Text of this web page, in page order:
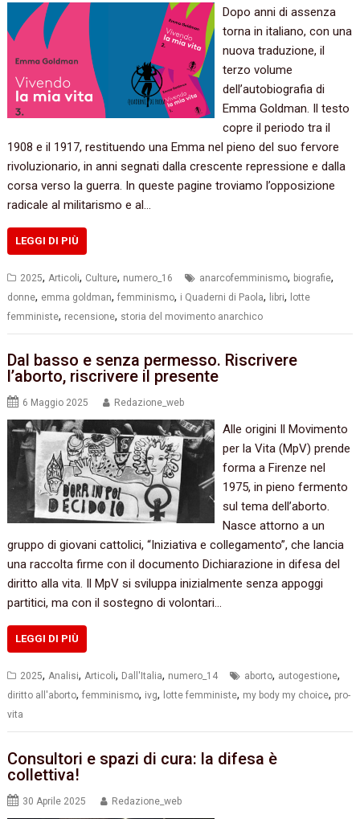
Dopo anni di assenza
torna in italiano, con una
nuova traduzione, il
terzo volume
dell’autobiografia di
Emma Goldman. Il testo
copre il periodo tra il
1908 e il 1917, restituendo una Emma nel pieno del suo fervore
rivoluzionario, in anni segnati dalla crescente repressione e dalla
corsa verso la guerra. In queste pagine troviamo l’opposizione
radicale al militarismo e al…
LEGGI DI PIÙ
2025, Articoli, Culture, numero_16 anarcofemminismo, biografie,
donne, emma goldman,femminismo, i Quaderni di Paola, libri,
lotte
femministe, recensione, storia del movimento anarchico
Dal basso e senza permesso. Riscrivere
l’aborto, riscrivere il presente
6 Maggio 2025 Redazione_web
Alle origini Il Movimento
per la Vita (MpV) prende
forma a Firenze nel
1975, in pieno fermento
sul tema dell’aborto.
Nasce attorno a un
gruppo di giovani cattolici, “Iniziativa e collegamento”, che lancia
una raccolta firme con il documento Dichiarazione in difesa del
diritto alla vita. Il MpV si sviluppa inizialmente senza appoggi
partitici, ma con il sostegno di volontari…
LEGGI DI PIÙ
2025,Analisi,Articoli, Dall'Italia, numero_14 aborto, autogestione,
diritto all'aborto,femminismo, ivg, lotte femministe, my body my choice, pro-
vita
Consultori e spazi di cura: la difesa è
collettiva!
30 Aprile 2025 Redazione_web